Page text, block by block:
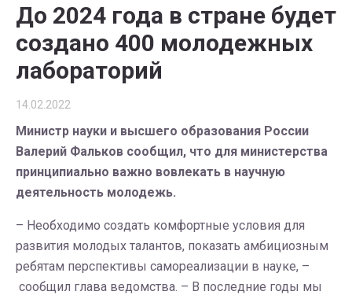
До 2024 года в стране будет
создано 400 молодежных
лабораторий
14.02.2022
Министр науки и высшего образования России
Валерий Фальков сообщил, что для министерства
принципиально важно вовлекать в научную
деятельность молодежь.
– Необходимо создать комфортные условия для
развития молодых талантов, показать амбициозным
ребятам перспективы самореализации в науке, –
сообщил глава ведомства. – В последние годы мы